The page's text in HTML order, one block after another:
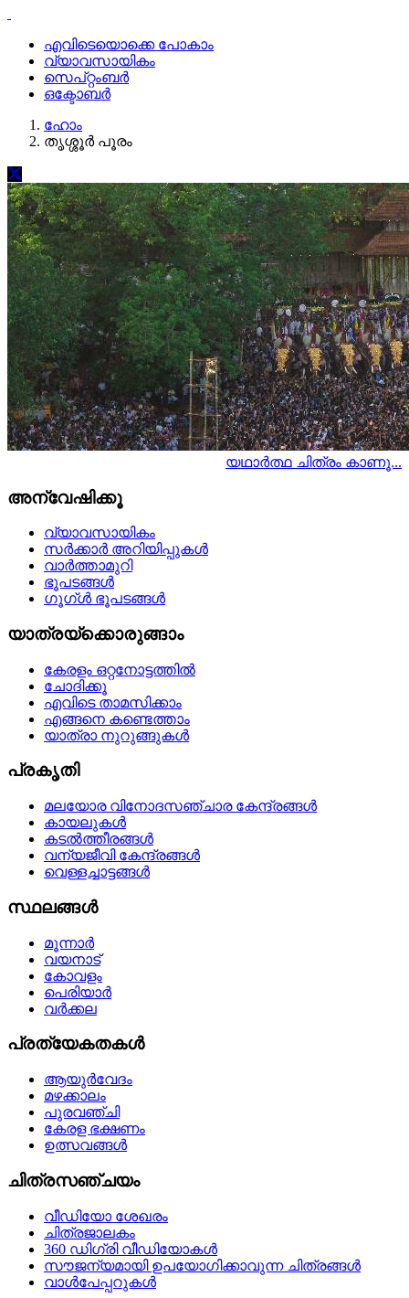
എവിടെയൊക്കെ പോകാം
വ്യാവസായികം
സെപ്റ്റംബര്‍
ഒക്ടോബര്‍
ഹോം
തൃശ്ശൂര്‍ പൂരം
യഥാര്‍ത്ഥ ചിത്രം കാണൂ...
അന്വേഷിക്കൂ
വ്യാവസായികം
സര്‍ക്കാര്‍ അറിയിപ്പുകള്‍
വാര്‍ത്താമുറി
ഭൂപടങ്ങള്‍
ഗൂഗ്ള്‍ ഭൂപടങ്ങള്‍
യാത്രയ്‌ക്കൊരുങ്ങാം
കേരളം ഒറ്റനോട്ടത്തില്‍
ചോദിക്കൂ
എവിടെ താമസിക്കാം
എങ്ങനെ കണ്ടെത്താം
യാത്രാ നുറുങ്ങുകള്‍
പ്രകൃതി
മലയോര വിനോദസഞ്ചാര കേന്ദ്രങ്ങള്‍
കായലുകള്‍
കടല്‍ത്തീരങ്ങള്‍
വന്യജീവി കേന്ദ്രങ്ങള്‍
വെള്ളച്ചാട്ടങ്ങള്‍
സ്ഥലങ്ങള്‍
മൂന്നാര്‍
വയനാട്
കോവളം
പെരിയാര്‍
വര്‍ക്കല
പ്രത്യേകതകള്‍
ആയുര്‍വേദം
മഴക്കാലം
പുരവഞ്ചി
കേരള ഭക്ഷണം
ഉത്സവങ്ങള്‍
ചിത്രസഞ്ചയം
വീഡിയോ ശേഖരം
ചിത്രജാലകം
360 ഡിഗ്രി വീഡിയോകള്‍
സൗജന്യമായി ഉപയോഗിക്കാവുന്ന ചിത്രങ്ങള്‍
വാള്‍പേപ്പറുകള്‍